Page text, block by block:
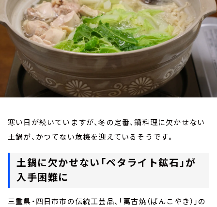
寒い日が続いていますが、冬の定番、鍋料理に欠かせない
土鍋が、かつてない危機を迎えているそうです。
土鍋に欠かせない「ペタライト鉱石」が
入手困難に
三重県・四日市市の伝統工芸品、「萬古焼（ばんこやき）」の